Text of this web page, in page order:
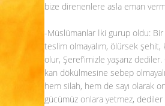
bize direnenlere asla eman
-Müslümanlar İki gurup oldu: Bir
teslim olmayalım, ölürsek şehit,
olur, Şeref’imizle yaşarız
kan dökülmesine sebep
hem silah, hem de sayı olarak
gücümüz onlara yetmez,